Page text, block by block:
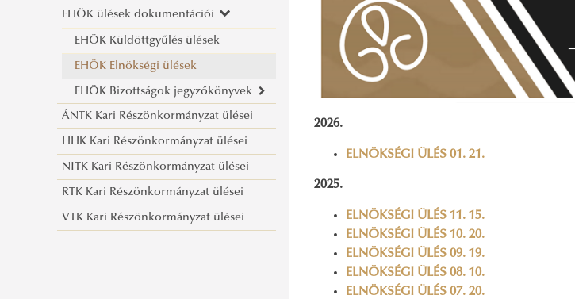
EHÖK ülések dokumentációi
EHÖK Küldöttgyűlés ülések
EHÖK Elnökségi ülések
EHÖK Bizottságok jegyzőkönyvek
EHÖK Egyetemi Kollégiumi
Bizottság
EHÖK Nemzetközi Bizottság
EHÖK Diákjóléti Bizottság
EHÖK Ösztöndíjbíráló Bizottság
ÁNTK Kari Részönkormányzat ülései
HHK Kari Részönkormányzat ülései
NITK Kari Részönkormányzat ülései
RTK Kari Részönkormányzat ülései
VTK Kari Részönkormányzat ülései
2026.
ELNÖKSÉGI ÜLÉS 01. 21.
2025.
ELNÖKSÉGI ÜLÉS 11. 15.
ELNÖKSÉGI ÜLÉS 10. 20.
ELNÖKSÉGI ÜLÉS 09. 19.
ELNÖKSÉGI ÜLÉS 08. 10.
ELNÖKSÉGI ÜLÉS 07. 20.